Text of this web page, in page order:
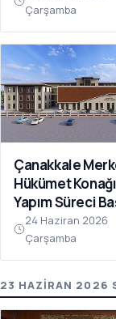
Çarşamba
Çanakkale
Hükümet
Yapım Süreci
24 Haziran 2026
Çarşamba
23 HAZIRAN 2026